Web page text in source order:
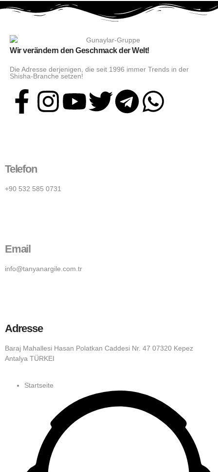
Wir verändern den Geschmack der Welt!
Die Adresse derjenigen, die seit 1996 immer Trends in der
Shisha-Branche setzen!
Telefon
+90 532 585 0731
Email
info@tanyanargile.com.tr
Adresse
Baraj Mahallesi Hasan Polatkan Caddesi Nr. 47 07320 Kepez
Antalya TÜRKEI
Startseite